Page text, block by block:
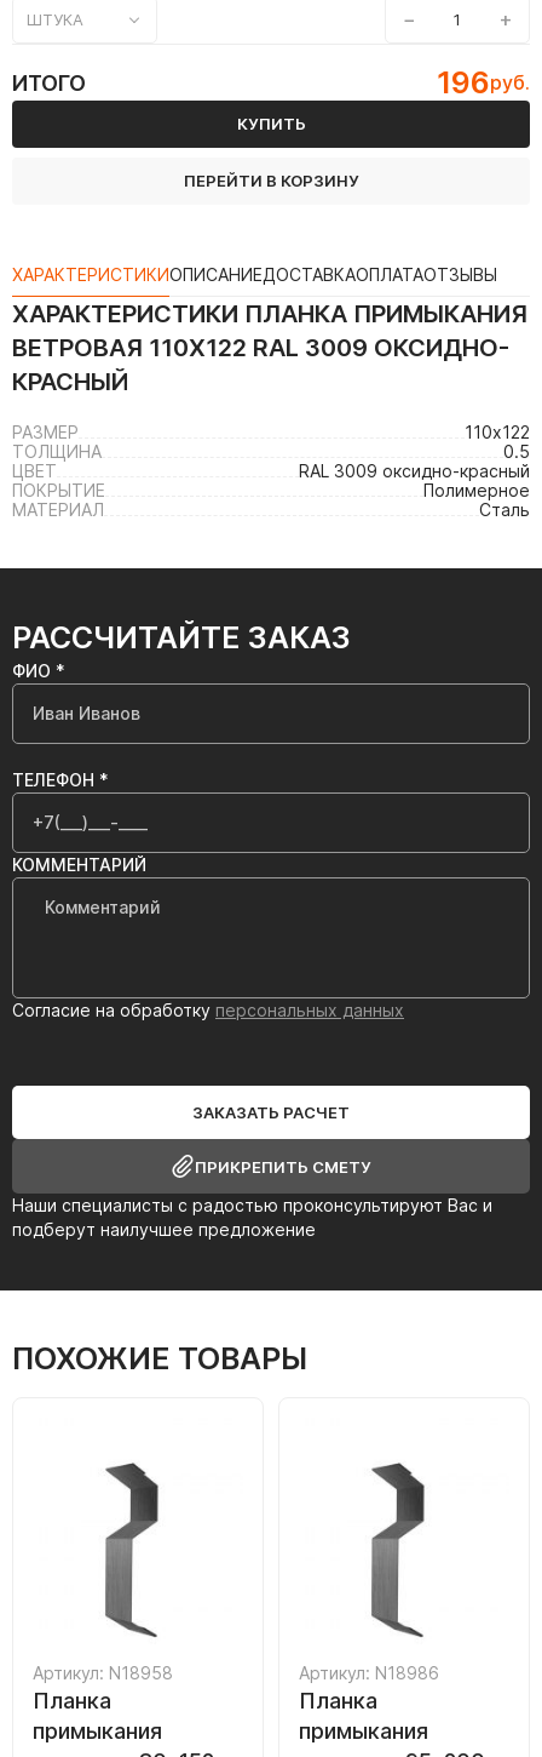
ШТУКА − +
ИТОГО 196руб.
КУПИТЬ
ПЕРЕЙТИ В КОРЗИНУ
ХАРАКТЕРИСТИКИОПИСАНИЕДОСТАВКАОПЛАТАОТЗЫВЫ
ХАРАКТЕРИСТИКИ ПЛАНКА ПРИМЫКАНИЯ
ВЕТРОВАЯ 110Х122 RAL 3009 ОКСИДНО-
КРАСНЫЙ
РАЗМЕР
110х122
ТОЛЩИНА
0.5
ЦВЕТ
RAL 3009 оксидно-красный
ПОКРЫТИЕ
Полимерное
МАТЕРИАЛ
Сталь
РАССЧИТАЙТЕ ЗАКАЗ
Наши специалисты с радостью проконсультируют Вас и
подберут наилучшее предложение
ФИО *
ТЕЛЕФОН *
КОММЕНТАРИЙ
Согласие на обработку персональных данных
ЗАКАЗАТЬ РАСЧЕТ
ПРИКРЕПИТЬ СМЕТУ
ПОХОЖИЕ ТОВАРЫ
Артикул: N18958
Планка
примыкания
Артикул: N18986
Планка
примыкания